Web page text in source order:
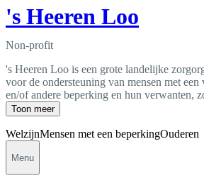
's Heeren Loo
Non-profit
's Heeren Loo is een grote landelijke
voor de ondersteuning van mensen met
en/of andere beperking en hun verwanten,
Toon meer
WelzijnMensen met een beperkingOuderen
Menu